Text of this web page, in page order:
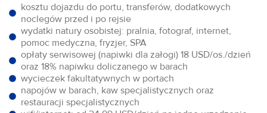
kosztu dojazdu do portu, transferów, dodatkowych
noclegów przed i po rejsie
wydatki natury osobistej: pralnia, fotograf, internet,
pomoc medyczna, fryzjer, SPA
opłaty serwisowej (napiwki dla załogi) 18 USD/os./dzień
oraz 18% napiwku doliczanego w barach
wycieczek fakultatywnych w portach
napojów w barach, kaw specjalistycznych oraz
restauracji specjalistycznych